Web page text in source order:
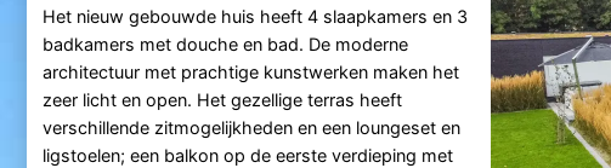
Het nieuw gebouwde huis heeft 4 slaapkamers en 3
badkamers met douche en bad. De moderne
architectuur met prachtige kunstwerken maken het
zeer licht en open. Het gezellige terras heeft
verschillende zitmogelijkheden en een loungeset en
ligstoelen; een balkon op de eerste verdieping met